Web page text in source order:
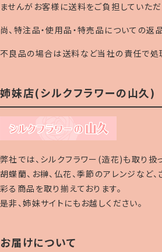
ませんがお客様に送料をご負担していただ
尚、特注品・使用品・特売品についての返
不良品の場合は送料など当社の責任で処
姉妹店(シルクフラワーの山久)
弊社では、シルクフラワー(造花)も取り扱っ
胡蝶蘭、お榊、仏花、季節のアレンジなど
彩る商品を取り揃えております。
是非、姉妹サイトにもお越しください。
お届けについて